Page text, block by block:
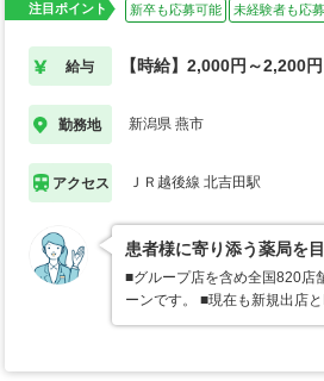
注目ポイント 新卒も応募可能 未経験者も応
給与 【時給】2,000円～2,200円
勤務地 新潟県 燕市
アクセス ＪＲ越後線 北吉田駅
患者様に寄り添う薬局を
■グループ店を含め全国820店
ーンです。 ■現在も新規出店